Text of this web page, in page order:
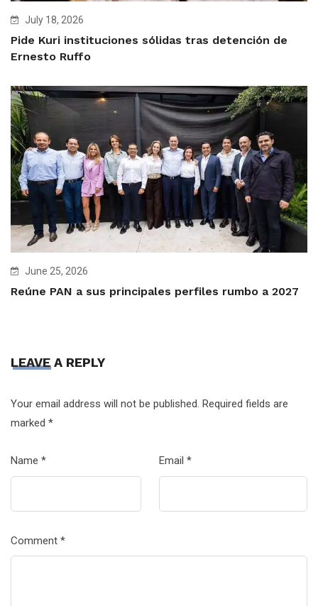
July 18, 2026
Pide Kuri instituciones sólidas tras detención de
Ernesto Ruffo
June 25, 2026
Reúne PAN a sus principales perfiles rumbo a 2027
LEAVE A REPLY
Your email address will not be published. Required fields are
marked *
Name * Email *
Comment *